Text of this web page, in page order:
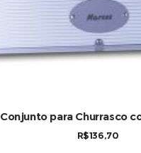
Conjunto para Churrasco
R$136,70